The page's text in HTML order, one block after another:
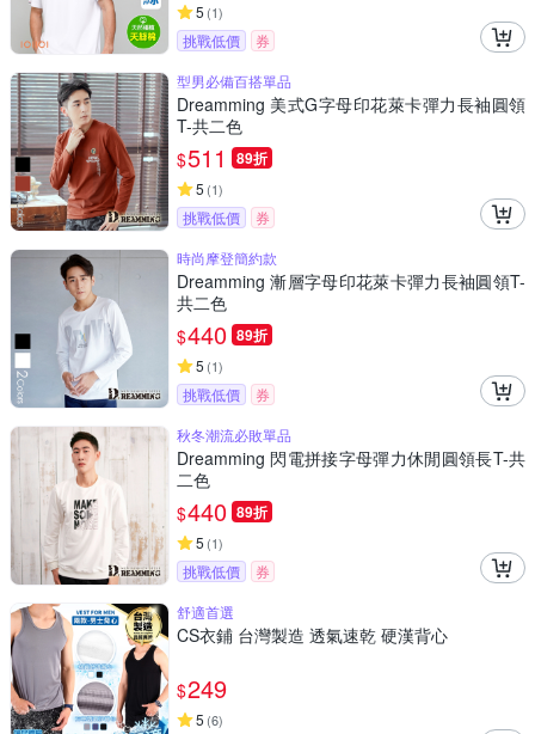
5 (1)
挑戰低價
券
型男必備百搭單品
Dreamming 美式G字母印花萊卡彈力長袖圓領
T-共二色
$511 89折
5 (1)
挑戰低價
券
時尚摩登簡約款
Dreamming 漸層字母印花萊卡彈力長袖圓領T-
共二色
$440 89折
5 (1)
挑戰低價
券
秋冬潮流必敗單品
Dreamming 閃電拼接字母彈力休閒圓領長T-共
二色
$440 89折
5 (1)
挑戰低價
券
舒適首選
CS衣鋪 台灣製造 透氣速乾 硬漢背心
$249
5 (6)